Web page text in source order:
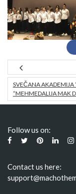
SVEČANA AKADEMIJA
“MEHMEDALIJA MAK
Follow us on:
Contact us here: